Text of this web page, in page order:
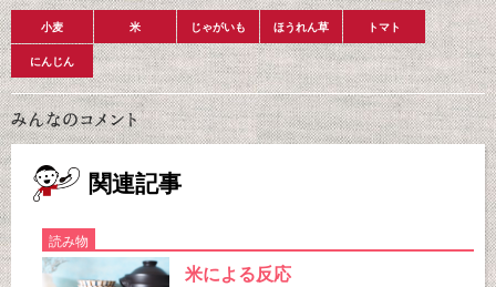
小麦 米 じゃがいも ほうれん草 トマト
にんじん
関連記事
読み物
米による反応